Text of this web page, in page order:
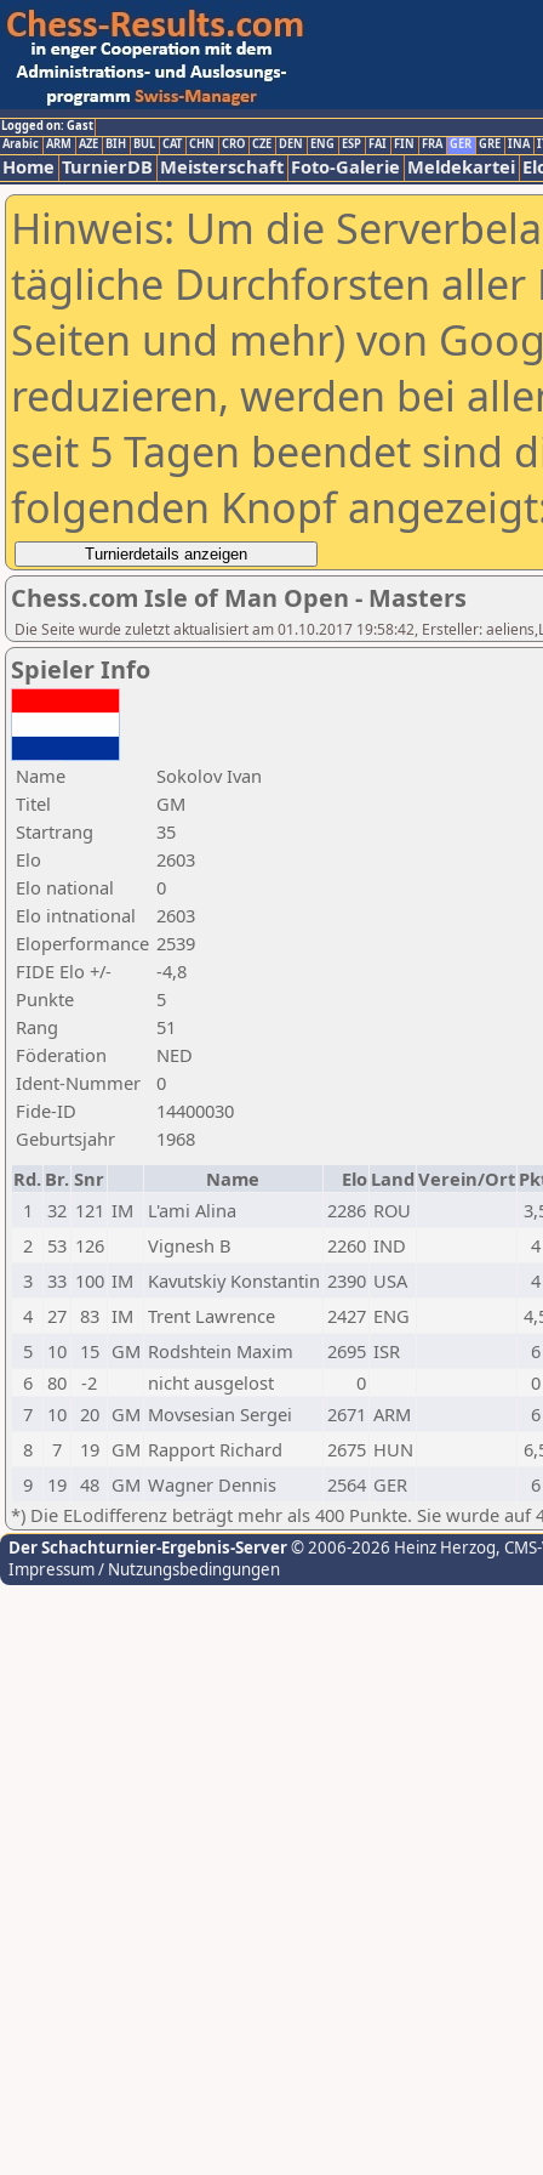
Logged on: Gast
Arabic ARM AZE BIH BUL CAT CHN CRO CZE DEN ENG ESP FAI FIN FRA GER GRE INA
Home TurnierDB Meisterschaft Foto-Galerie Meldekartei
Hinweis: Um die
tägliche Durchforsten aller
Seiten und mehr) von
reduzieren, werden bei
seit 5 Tagen beendet sind
folgenden Knopf
Chess.com Isle of Man Open - Masters
Die Seite wurde zuletzt aktualisiert am 01.10.2017 19:58:42, Ersteller:
Spieler Info
Name
Sokolov Ivan
Titel
GM
Startrang
35
Elo
2603
Elo national
0
Elo intnational
2603
Eloperformance 2539
FIDE Elo +/-
-4,8
Punkte
5
Rang
51
Föderation
NED
Ident-Nummer
0
Fide-ID
14400030
Geburtsjahr
1968
Rd. Br. Snr Name Elo Land Verein/Ort
1
32 121 IM L'ami Alina 2286 ROU
2
53 126 Vignesh B 2260 IND
4
3
33 100 IM Kavutskiy Konstantin 2390 USA
4
4
27 83 IM Trent Lawrence 2427 ENG
5
10 15 GM Rodshtein Maxim 2695 ISR
6
6
80 -2 nicht ausgelost 0
0
7
10 20 GM Movsesian Sergei 2671 ARM
6
8
7 19 GM Rapport Richard 2675 HUN
9
19 48 GM Wagner Dennis 2564 GER
6
*) Die ELodifferenz beträgt mehr als 400 Punkte. Sie wurde auf
Der Schachturnier-Ergebnis-Server© 2006-2026 Heinz Herzog,
Impressum / Nutzungsbedingungen